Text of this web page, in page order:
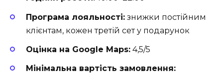
Програма лояльності: знижки постійним
клієнтам, кожен третій сет у подарунок
Оцінка на Google Maps: 4,5/5
Мінімальна вартість замовлення: